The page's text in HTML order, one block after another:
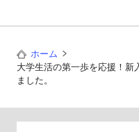
ホーム
大学生活の第一歩を応援！新
ました。